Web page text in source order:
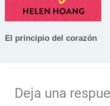
El principio del corazón
Deja una